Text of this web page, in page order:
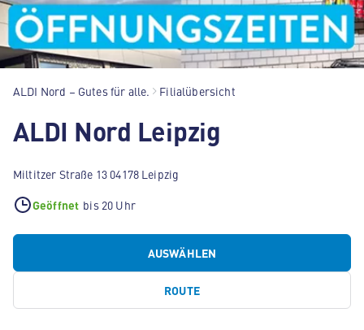
ALDI Nord – Gutes für alle. Filialübersicht
ALDI Nord Leipzig
Miltitzer Straße 13 04178 Leipzig
Geöffnet bis 20 Uhr
AUSWÄHLEN
ROUTE